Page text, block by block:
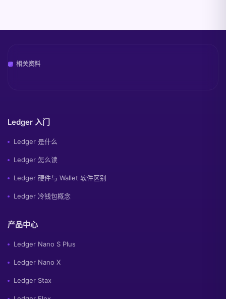
相关资料
Ledger 入门
Ledger 是什么
Ledger 怎么读
Ledger 硬件与 Wallet 软件区别
Ledger 冷钱包概念
产品中心
Ledger Nano S Plus
Ledger Nano X
Ledger Stax